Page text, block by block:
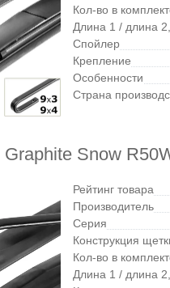
Кол-во в
Длина 1 / длина
Спойлер
Крепление
Особенности
Страна
Snow
Рейтинг товара
Производитель
Серия
Конструкция
Кол-во в
Длина 1 / длина